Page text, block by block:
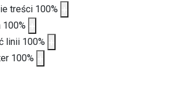
treści 100%
100%
linii 100%
100%